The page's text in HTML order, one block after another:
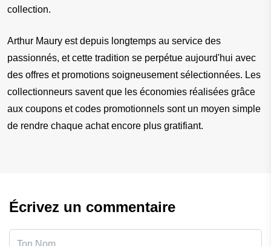
collection.
Arthur Maury est depuis longtemps au service des
passionnés, et cette tradition se perpétue aujourd'hui avec
des offres et promotions soigneusement sélectionnées. Les
collectionneurs savent que les économies réalisées grâce
aux coupons et codes promotionnels sont un moyen simple
de rendre chaque achat encore plus gratifiant.
Écrivez un commentaire